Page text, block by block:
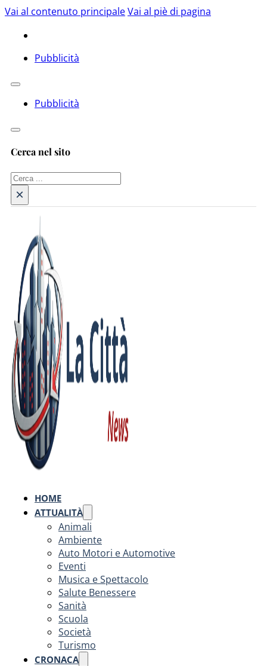
Vai al contenuto principaleVai al piè di pagina
Pubblicità
Pubblicità
Cerca nel sito
Cerca
×
HOME
ATTUALITÀ
Animali
Ambiente
Auto Motori e Automotive
Eventi
Musica e Spettacolo
Salute Benessere
Sanità
Scuola
Società
Turismo
CRONACA